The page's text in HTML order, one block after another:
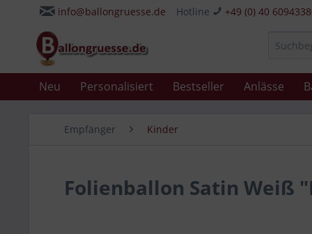
info@ballongruesse.de Hotline +49 (0) 40
Neu Personalisiert Bestseller Anlässe
Empfänger Kinder
Folienballon Satin Weiß